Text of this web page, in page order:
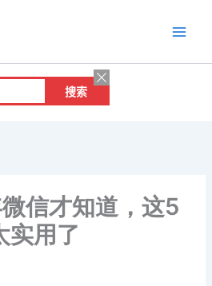
信才知道，这5
实用了